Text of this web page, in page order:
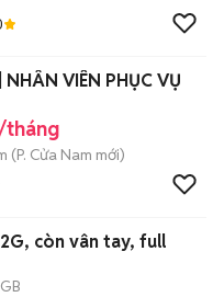
VIÊN PHỤC VỤ
(P. Cửa Nam mới)
còn vân tay, full